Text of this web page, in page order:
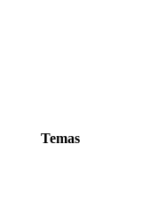
Temas